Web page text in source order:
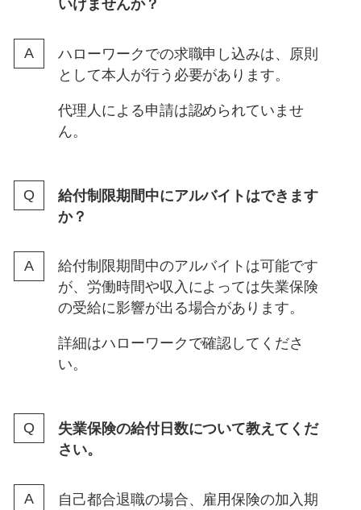
いけませんか？
ハローワークでの求職申し込みは、原則
として本人が行う必要があります。
代理人による申請は認められていませ
ん。
給付制限期間中にアルバイトはできます
か？
給付制限期間中のアルバイトは可能です
が、労働時間や収入によっては失業保険
の受給に影響が出る場合があります。
詳細はハローワークで確認してくださ
い。
失業保険の給付日数について教えてくだ
さい。
自己都合退職の場合、雇用保険の加入期